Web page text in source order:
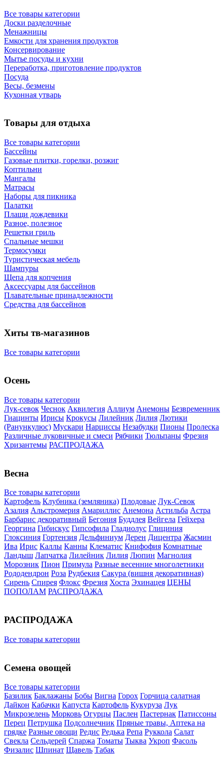
Все товары категории
Доски разделочные
Менажницы
Емкости для хранения продуктов
Консервирование
Мытье посуды и кухни
Переработка, приготовление продуктов
Посуда
Весы, безмены
Кухонная утварь
Товары для отдыха
Все товары категории
Бассейны
Газовые плитки, горелки, розжиг
Коптильни
Мангалы
Матрасы
Наборы для пикника
Палатки
Плащи дождевики
Разное, полезное
Решетки гриль
Спальные мешки
Термосумки
Туристическая мебель
Шампуры
Щепа для копчения
Аксессуары для бассейнов
Плавательные принадлежности
Средства для бассейнов
Хиты тв-магазинов
Все товары категории
Осень
Все товары категории
Лук-севок Чеснок Аквилегия Аллиум Анемоны Безвременник
Гиацинты Ирисы Крокусы Лилейник Лилия Лютики
(Ранункулюс) Мускари Нарцисcы Незабудки Пионы Пролеска
Различные луковичные и смеси Рябчики Тюльпаны Фрезия
Хризантемы РАСПРОДАЖА
Весна
Все товары категории
Картофель Клубника (земляника) Плодовые Лук-Севок
Азалия Альстромерия Амариллис Анемона Астильба Астра
Барбарис декоративный Бегония Буддлея Вейгела Гейхера
Георгина Гибискус Гипсофила Гладиолус Глициния
Глоксиния Гортензия Дельфиниум Дерен Дицентра Жасмин
Ива Ирис Каллы Канны Клематис Книфофия Комнатные
Ландыш Лапчатка Лилейник Лилия Люпин Магнолия
Морозник Пион Примула Разные весенние многолетники
Рододендрон Роза Рудбекия Сакура (вишня декоративная)
Сирень Спирея Флокс Фрезия Хоста Эхинацея ЦЕНЫ
ПОПОЛАМ РАСПРОДАЖА
РАСПРОДАЖА
Все товары категории
Семена овощей
Все товары категории
Базилик Баклажаны Бобы Вигна Горох Горчица салатная
Дайкон Кабачки Капуста Картофель Кукуруза Лук
Микрозелень Морковь Огурцы Паслен Пастернак Патиссоны
Перец Петрушка Подсолнечник Пряные травы, Аптека на
грядке Разные овощи Редис Редька Репа Руккола Салат
Свекла Сельдерей Спаржа Томаты Тыква Укроп Фасоль
Физалис Шпинат Щавель Табак